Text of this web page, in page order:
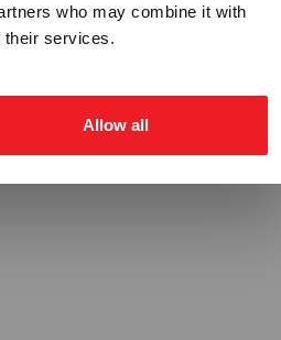
who may combine it with
their services.
Allow all